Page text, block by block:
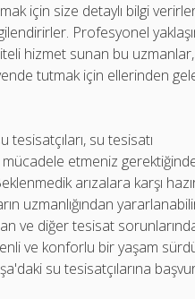
için size detaylı bilgi
Profesyonel
hizmet sunan bu uzmanlar,
tutmak için ellerinden
tesisatçıları, su tesisatı
etmeniz
arızalara karşı
uzmanlığından
ve diğer tesisat
ve konforlu bir yaşam
su tesisatçılarına